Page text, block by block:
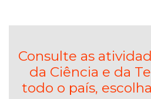
Consulte as
da Ciência e da
todo o país,